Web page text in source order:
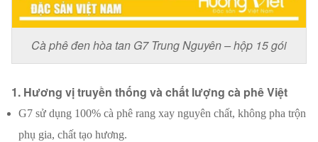
Cà phê đen hòa tan G7 Trung Nguyên – hộp 15 gói
1. Hương vị truyền thống và chất lượng cà phê Việt
G7 sử dụng 100% cà phê rang xay nguyên chất, không pha trộn
phụ gia, chất tạo hương.